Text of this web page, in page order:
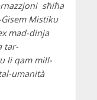
sħiħa
Mistiku
mad-dinja
tar-
li qam mill-
umanità